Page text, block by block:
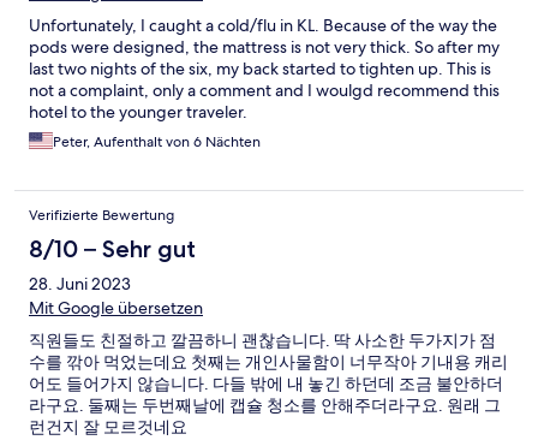
Unfortunately, I caught a cold/flu in KL. Because of the way the
pods were designed, the mattress is not very thick. So after my
last two nights of the six, my back started to tighten up. This is
not a complaint, only a comment and I woulgd recommend this
hotel to the younger traveler.
Peter, Aufenthalt von 6 Nächten
Verifizierte Bewertung
8/10 – Sehr gut
28. Juni 2023
Mit Google übersetzen
직원들도 친절하고 깔끔하니 괜찮습니다. 딱 사소한 두가지가 점
수를 깎아 먹었는데요 첫째는 개인사물함이 너무작아 기내용 캐리
어도 들어가지 않습니다. 다들 밖에 내 놓긴 하던데 조금 불안하더
라구요. 둘째는 두번째날에 캡슐 청소를 안해주더라구요. 원래 그
런건지 잘 모르것네요